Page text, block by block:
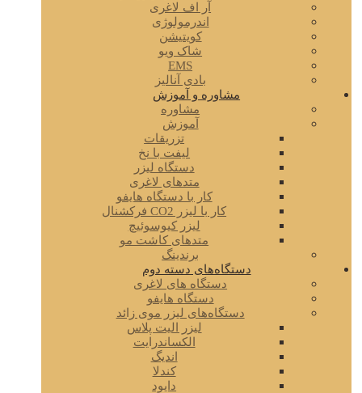
آر اف لاغری
اندرمولوژی
کویتیشن
شاک ویو
EMS
بادی آنالیز
مشاوره و آموزش
مشاوره
آموزش
تزریقات
لیفت با نخ
دستگاه لیزر
متدهای لاغری
کار با دستگاه هایفو
کار با لیزر CO2 فرکشنال
لیزر کیوسوئیچ
متدهای کاشت مو
برندینگ
دستگاه‌های دسته دوم
دستگاه های لاغری
دستگاه هایفو
دستگاه‌های لیزر موی زائد
لیزر الیت پلاس
الکساندرایت
اندیگ
کندلا
دایود